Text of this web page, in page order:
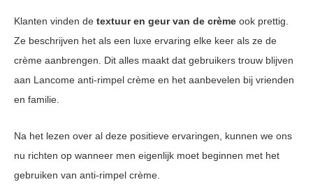
Klanten vinden de textuur en geur van de crème ook prettig.
Ze beschrijven het als een luxe ervaring elke keer als ze de
crème aanbrengen. Dit alles maakt dat gebruikers trouw blijven
aan Lancome anti-rimpel crème en het aanbevelen bij vrienden
en familie.
Na het lezen over al deze positieve ervaringen, kunnen we ons
nu richten op wanneer men eigenlijk moet beginnen met het
gebruiken van anti-rimpel crème.